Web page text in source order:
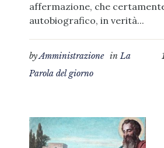
affermazione, che
autobiografico, in verità...
byAmministrazione inLa
Parola del giorno